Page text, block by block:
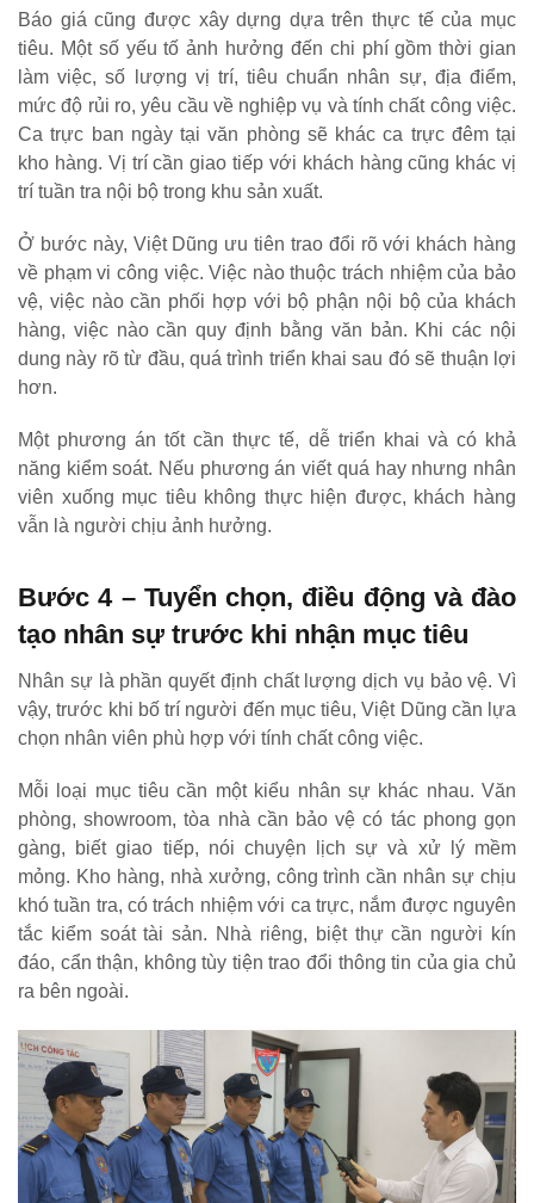
Báo giá cũng được xây dựng dựa trên thực tế của mục
tiêu. Một số yếu tố ảnh hưởng đến chi phí gồm thời gian
làm việc, số lượng vị trí, tiêu chuẩn nhân sự, địa điểm,
mức độ rủi ro, yêu cầu về nghiệp vụ và tính chất công việc.
Ca trực ban ngày tại văn phòng sẽ khác ca trực đêm tại
kho hàng. Vị trí cần giao tiếp với khách hàng cũng khác vị
trí tuần tra nội bộ trong khu sản xuất.
Ở bước này, Việt Dũng ưu tiên trao đổi rõ với khách hàng
về phạm vi công việc. Việc nào thuộc trách nhiệm của bảo
vệ, việc nào cần phối hợp với bộ phận nội bộ của khách
hàng, việc nào cần quy định bằng văn bản. Khi các nội
dung này rõ từ đầu, quá trình triển khai sau đó sẽ thuận lợi
hơn.
Một phương án tốt cần thực tế, dễ triển khai và có khả
năng kiểm soát. Nếu phương án viết quá hay nhưng nhân
viên xuống mục tiêu không thực hiện được, khách hàng
vẫn là người chịu ảnh hưởng.
Bước 4 – Tuyển chọn, điều động và đào
tạo nhân sự trước khi nhận mục tiêu
Nhân sự là phần quyết định chất lượng dịch vụ bảo vệ. Vì
vậy, trước khi bố trí người đến mục tiêu, Việt Dũng cần lựa
chọn nhân viên phù hợp với tính chất công việc.
Mỗi loại mục tiêu cần một kiểu nhân sự khác nhau. Văn
phòng, showroom, tòa nhà cần bảo vệ có tác phong gọn
gàng, biết giao tiếp, nói chuyện lịch sự và xử lý mềm
mỏng. Kho hàng, nhà xưởng, công trình cần nhân sự chịu
khó tuần tra, có trách nhiệm với ca trực, nắm được nguyên
tắc kiểm soát tài sản. Nhà riêng, biệt thự cần người kín
đáo, cẩn thận, không tùy tiện trao đổi thông tin của gia chủ
ra bên ngoài.